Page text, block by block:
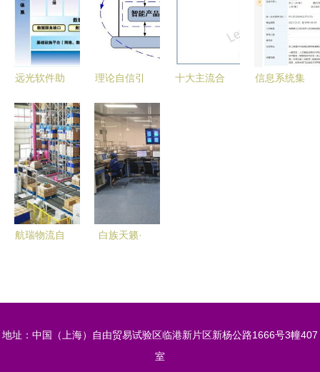
网系统集成
方案探究
信系统集成
企业，彰显
信息系统集
成服务实力
巴与联想等
巨头参股助
推AI语音技
术发展
远光软件助
公司财务信
息系统圆满
完成验收，
彰显卓越信
息系统集成
服务实力
理论自信引
中国工程院
重磅发布新
一代智能制
造战略
十大主流合
信息系统集
航瑞物流自
山新能源汽
白族天籁·
暨信息系统
地址：中国（上海）自由贸易试验区临港新片区新杨公路1666号3幢407
室